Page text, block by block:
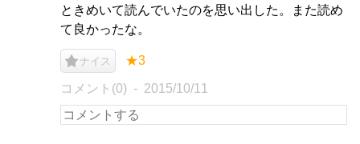
ときめいて読んでいたのを思い出した。また読め
て良かったな。
ナイス ★3
コメント(0) 2015/10/11